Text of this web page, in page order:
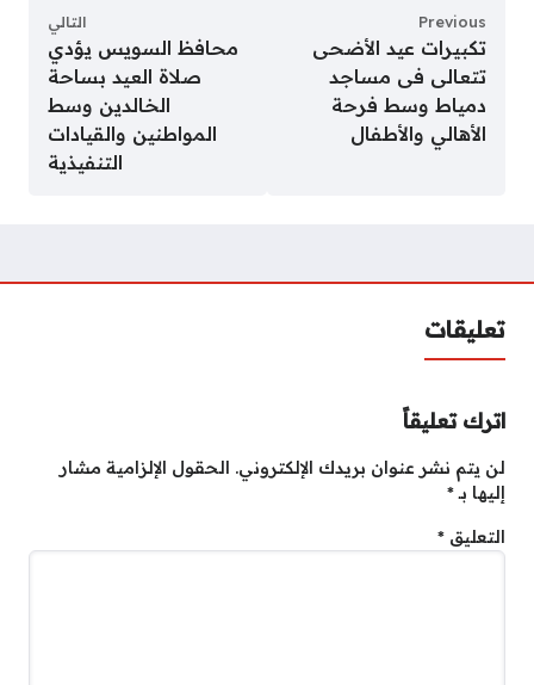
Previous
تكبيرات عيد الأضحى
تتعالى فى مساجد
دمياط وسط فرحة
الأهالي والأطفال
التالي
محافظ السويس يؤدي
صلاة العيد بساحة
الخالدين وسط
المواطنين والقيادات
التنفيذية
تعليقات
اترك تعليقاً
لن يتم نشر عنوان بريدك الإلكتروني. الحقول الإلزامية مشار
إليها بـ*
التعليق *